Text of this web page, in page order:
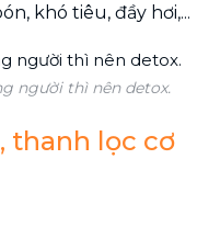
khó tiêu, đầy hơi,...
người thì nên detox.
thanh lọc cơ